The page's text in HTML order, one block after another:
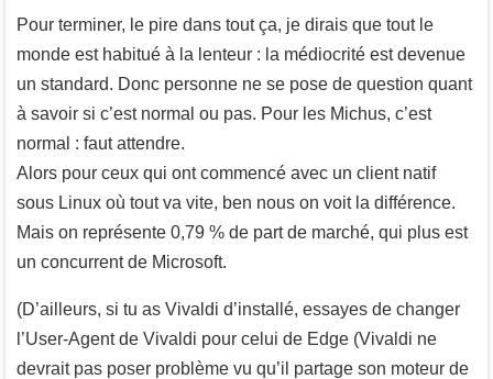
Pour terminer, le pire dans tout ça, je dirais que tout le
monde est habitué à la lenteur : la médiocrité est devenue
un standard. Donc personne ne se pose de question quant
à savoir si c’est normal ou pas. Pour les Michus, c’est
normal : faut attendre.
Alors pour ceux qui ont commencé avec un client natif
sous Linux où tout va vite, ben nous on voit la différence.
Mais on représente 0,79 % de part de marché, qui plus est
un concurrent de Microsoft.
(D’ailleurs, si tu as Vivaldi d’installé, essayes de changer
l’User-Agent de Vivaldi pour celui de Edge (Vivaldi ne
devrait pas poser problème vu qu’il partage son moteur de